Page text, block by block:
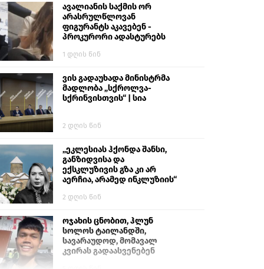
გიგა ავალიანს“
ავალიანის საქმის ორ
არასრულწლოვან
ფიგურანტს აკავებენ -
პროკურორი ადასტურებს
1 დღის წინ
ვის გადაუხადა მინისტრმა
მადლობა „სქროლვა-
სქრინვისთვის“ | სია
2 დღის წინ
„ეკლესიას ჰქონდა შანსი,
განზიდვისა და
ექსკლუზივის გზა კი არ
აერჩია, არამედ ინკლუზიის“
2 დღის წინ
ოჯახის ცნობით, ჰლუნ
სოლოს ტაილანდში,
სავარაუდოდ, მომავალ
კვირას გადაასვენებენ